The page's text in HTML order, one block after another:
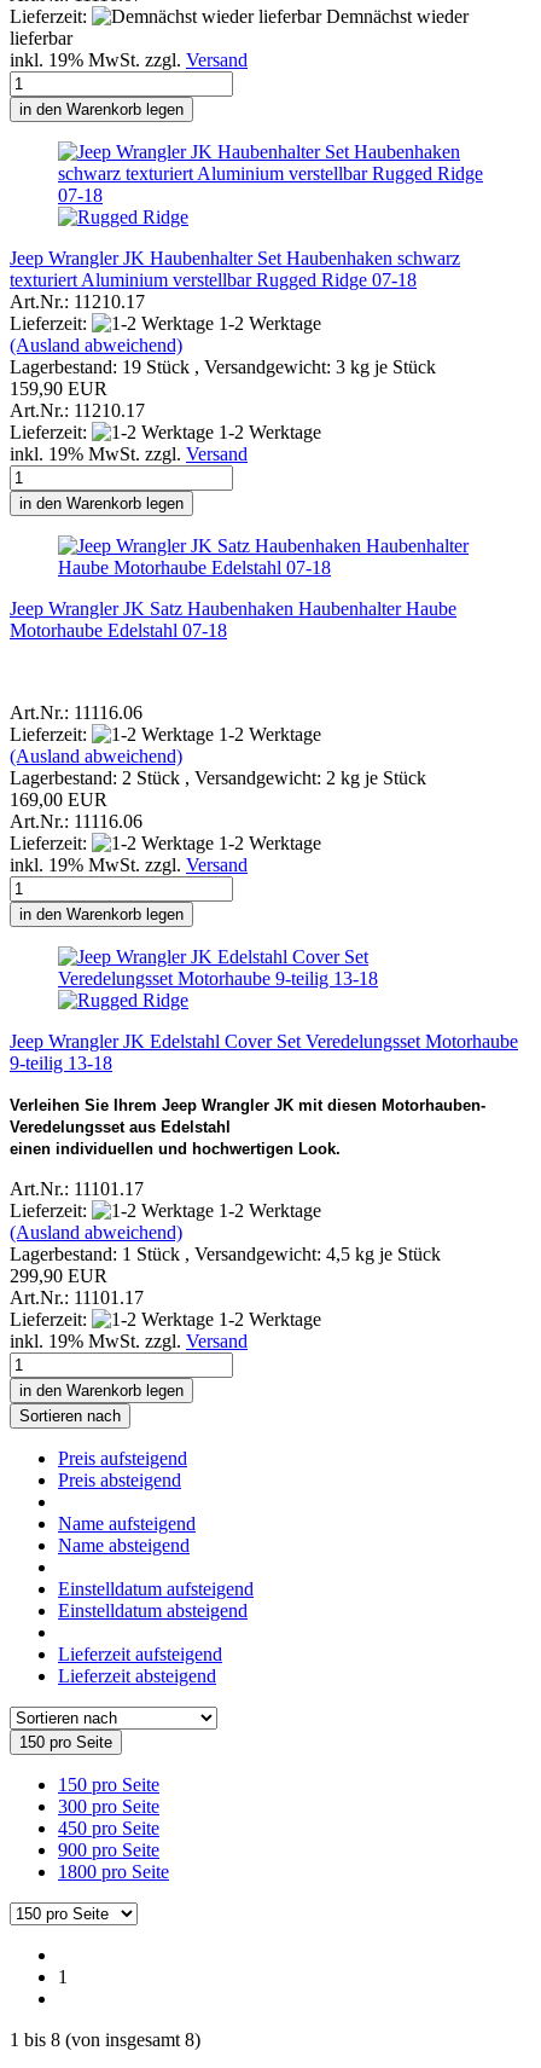
Lieferzeit:
Demnächst wieder
lieferbar
inkl. 19% MwSt. zzgl. Versand
in den Warenkorb legen
Jeep Wrangler JK Haubenhalter Set Haubenhaken schwarz
texturiert Aluminium verstellbar Rugged Ridge 07-18
Art.Nr.: 11210.17
Lieferzeit:
1-2 Werktage
(Ausland abweichend)
Lagerbestand: 19 Stück , Versandgewicht: 3 kg je Stück
159,90 EUR
Art.Nr.: 11210.17
Lieferzeit:
1-2 Werktage
inkl. 19% MwSt. zzgl. Versand
in den Warenkorb legen
Jeep Wrangler JK Satz Haubenhaken Haubenhalter Haube
Motorhaube Edelstahl 07-18
Art.Nr.: 11116.06
Lieferzeit:
1-2 Werktage
(Ausland abweichend)
Lagerbestand: 2 Stück , Versandgewicht: 2 kg je Stück
169,00 EUR
Art.Nr.: 11116.06
Lieferzeit:
1-2 Werktage
inkl. 19% MwSt. zzgl. Versand
in den Warenkorb legen
Jeep Wrangler JK Edelstahl Cover Set Veredelungsset Motorhaube
9-teilig 13-18
Verleihen Sie Ihrem Jeep Wrangler JK mit diesen Motorhauben-
Veredelungsset aus Edelstahl
einen individuellen und hochwertigen Look.
Art.Nr.: 11101.17
Lieferzeit:
1-2 Werktage
(Ausland abweichend)
Lagerbestand: 1 Stück , Versandgewicht: 4,5 kg je Stück
299,90 EUR
Art.Nr.: 11101.17
Lieferzeit:
1-2 Werktage
inkl. 19% MwSt. zzgl. Versand
in den Warenkorb legen
Sortieren nach
Preis aufsteigend
Preis absteigend
Name aufsteigend
Name absteigend
Einstelldatum aufsteigend
Einstelldatum absteigend
Lieferzeit aufsteigend
Lieferzeit absteigend
150 pro Seite
150 pro Seite
300 pro Seite
450 pro Seite
900 pro Seite
1800 pro Seite
1
1 bis 8 (von insgesamt 8)